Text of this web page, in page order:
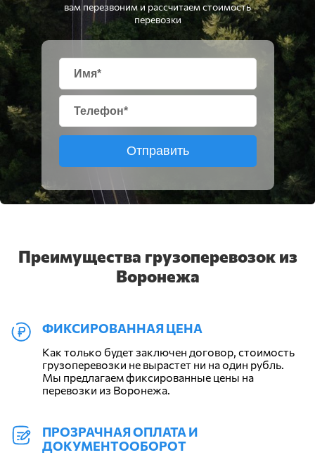
вам перезвоним и рассчитаем стоимость
перевозки
Отправить
Преимущества грузоперевозок из
Воронежа
ФИКСИРОВАННАЯ ЦЕНА
Как только будет заключен договор, стоимость
грузоперевозки не вырастет ни на один рубль.
Мы предлагаем фиксированные цены на
перевозки из Воронежа.
ПРОЗРАЧНАЯ ОПЛАТА И
ДОКУМЕНТООБОРОТ